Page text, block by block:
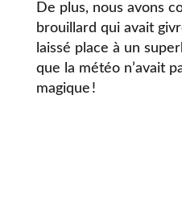
De plus, nous avons
brouillard qui avait
laissé place à un
que la météo n’avait
magique !